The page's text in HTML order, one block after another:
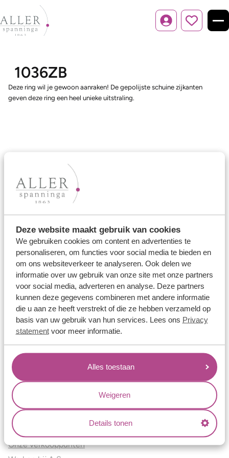
Deze website maakt gebruik van cookies
We gebruiken cookies om content en advertenties te
personaliseren, om functies voor social media te bieden en
om ons websiteverkeer te analyseren. Ook delen we
informatie over uw gebruik van onze site met onze partners
voor social media, adverteren en analyse. Deze partners
kunnen deze gegevens combineren met andere informatie
die u aan ze heeft verstrekt of die ze hebben verzameld op
basis van uw gebruik van hun services. Lees ons Privacy
statementvoor meer informatie.
Alles toestaan
Weigeren
Details tonen
Inloggen
1036ZB
Deze ring wil je gewoon aanraken! De gepolijste schuine zijkanten
geven deze ring een heel unieke uitstraling.
Ons aanbod
Trouwringen
Memoireringen
Verlovingsringen
Vriendschapsringen
Over ons
Aller Spanninga
Historie
Certificaten
Blogs
Jouw voordelen
Conflictvrije Materialen
Oneindig veel mogelijkheden
Kwaliteit
Juweliers & Contact
Onze verkooppunten